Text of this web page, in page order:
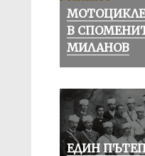
В
МИЛАНОВ
ЕДИН